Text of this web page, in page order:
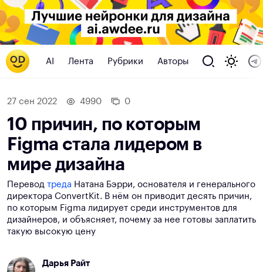
AI Лента Рубрики Авторы
27 сен 2022 4990 0
10 причин, по которым
Figma стала лидером в
мире дизайна
Перевод треда Натана Бэрри, основателя и генерального
директора ConvertKit. В нём он приводит десять причин,
по которым Figma лидирует среди инструментов для
дизайнеров, и объясняет, почему за нее готовы заплатить
такую высокую цену
Дарья Райт